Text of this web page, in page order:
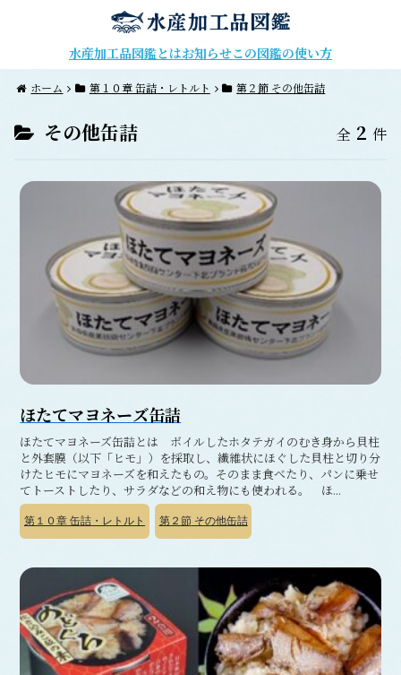
水産加工品図鑑とはお知らせこの図鑑の使い方
ホーム 第１０章 缶詰・レトルト 第２節 その他缶詰
その他缶詰 全 2 件
ほたてマヨネーズ缶詰
ほたてマヨネーズ缶詰とは ボイルしたホタテガイのむき身から貝柱
と外套膜（以下「ヒモ」）を採取し、繊維状にほぐした貝柱と切り分
けたヒモにマヨネーズを和えたもの。そのまま食べたり、パンに乗せ
てトーストしたり、サラダなどの和え物にも使われる。 ほ...
第１０章 缶詰・レトルト 第２節その他缶詰